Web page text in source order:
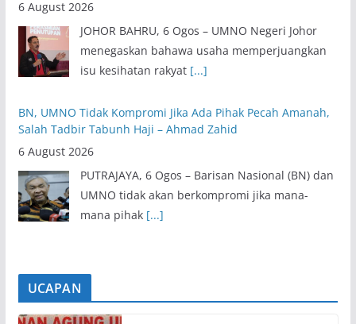
6 August 2026
JOHOR BAHRU, 6 Ogos – UMNO Negeri Johor
menegaskan bahawa usaha memperjuangkan
isu kesihatan rakyat [...]
BN, UMNO Tidak Kompromi Jika Ada Pihak Pecah Amanah,
Salah Tadbir Tabunh Haji – Ahmad Zahid
6 August 2026
PUTRAJAYA, 6 Ogos – Barisan Nasional (BN) dan
UMNO tidak akan berkompromi jika mana-
mana pihak [...]
UCAPAN